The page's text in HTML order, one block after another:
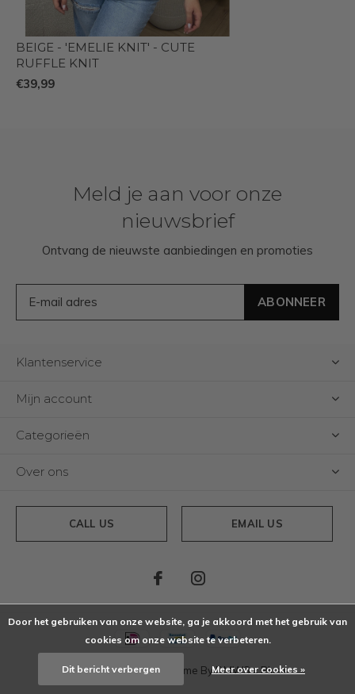
BEIGE - 'EMELIE KNIT' - CUTE
RUFFLE KNIT
€39,99
Meld je aan voor onze
nieuwsbrief
Ontvang de nieuwste aanbiedingen en promoties
ABONNEER
Klantenservice
Mijn account
Categorieën
Over ons
CALL US EMAIL US
© Copyright2026- Theme ByDMWSx Plus+
Door het gebruiken van onze website, ga je akkoord met het gebruik van
cookies om onze website te verbeteren.
Dit bericht verbergen Meer over cookies »